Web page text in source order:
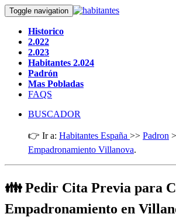
Toggle navigation
Historico
2.022
2.023
Habitantes 2.024
Padrón
Mas Pobladas
FAQS
BUSCADOR
👉 Ir a: Habitantes España >> Padron
Empadronamiento Villanova.
👪 Pedir Cita Previa para
Empadronamiento en